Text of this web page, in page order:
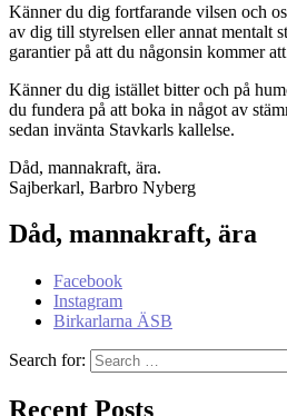
Känner du dig fortfarande vilsen och
av dig till styrelsen eller annat mentalt
garantier på att du någonsin kommer
Känner du dig istället bitter och på
du fundera på att boka in något av
sedan invänta Stavkarls kallelse.
Dåd, mannakraft, ära.
Sajberkarl, Barbro Nyberg
Dåd, mannakraft, ära
Facebook
Instagram
Birkarlarna ÄSB
Search for:
Recent Posts